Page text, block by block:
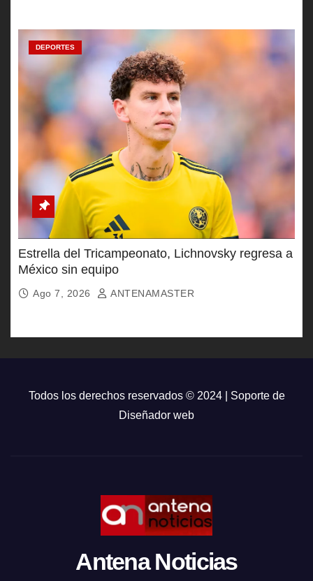
DEPORTES
Estrella del Tricampeonato, Lichnovsky regresa a
México sin equipo
Ago 7, 2026 ANTENAMASTER
Todos los derechos reservados © 2024 | Soporte de
Diseñador web
Antena Noticias